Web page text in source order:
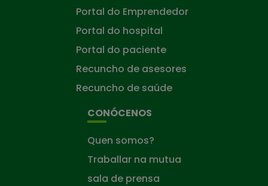
Portal do Emprendedor
Portal do hospital
Portal do paciente
Recuncho de asesores
Recuncho de saúde
CONÓCENOS
Quen somos?
Traballar na mutua
sala de prensa